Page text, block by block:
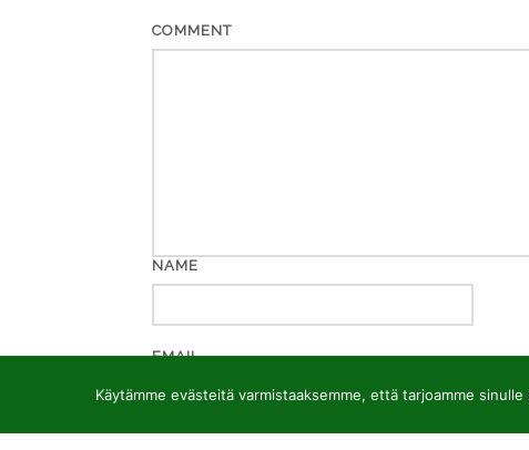
COMMENT
NAME
EMAIL
Käytämme evästeitä varmistaaksemme, että tarjoamme